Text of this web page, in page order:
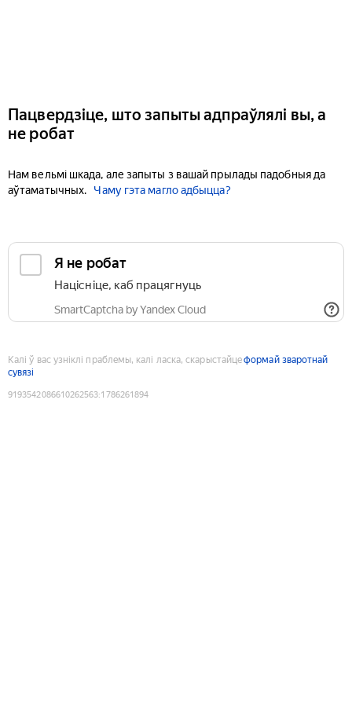
Пацвердзіце, што запыты адпраўлялі вы, а
не робат
Нам вельмі шкада, але запыты з вашай прылады падобныя да
аўтаматычных.
Чаму гэта магло адбыцца?
Я не робат
Націсніце, каб працягнуць
SmartCaptcha by Yandex Cloud
Калі ў вас узніклі праблемы, калі ласка, скарыстайцеформай зваротнай
сувязі
9193542086610262563:1786261894